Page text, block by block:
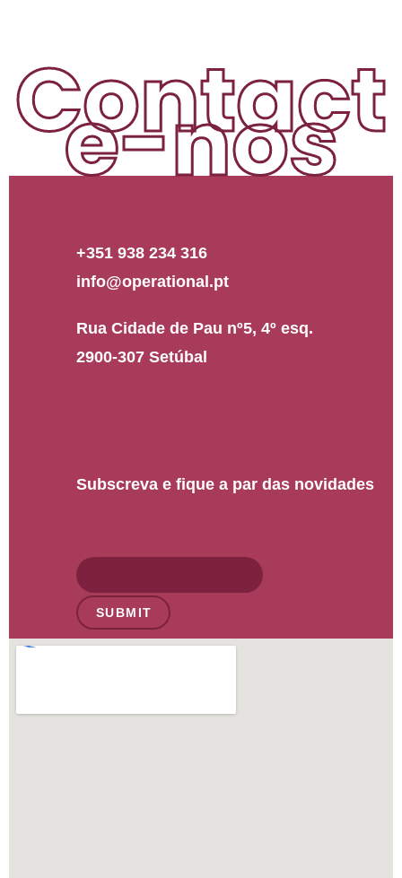
Contact
e-nos
+351 938 234 316
info@operational.pt
Rua Cidade de Pau nº5, 4º esq.
2900-307 Setúbal
Subscreva e fique a par das novidades